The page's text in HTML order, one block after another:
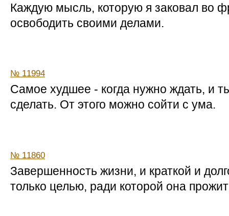
Каждую мысль, которую я заковал во
освободить своими делами.
№ 11994
Самое худшее - когда нужно ждать, и
сделать. От этого можно сойти с ума.
№ 11860
Завершенность жизни, и краткой и
только целью, ради которой она